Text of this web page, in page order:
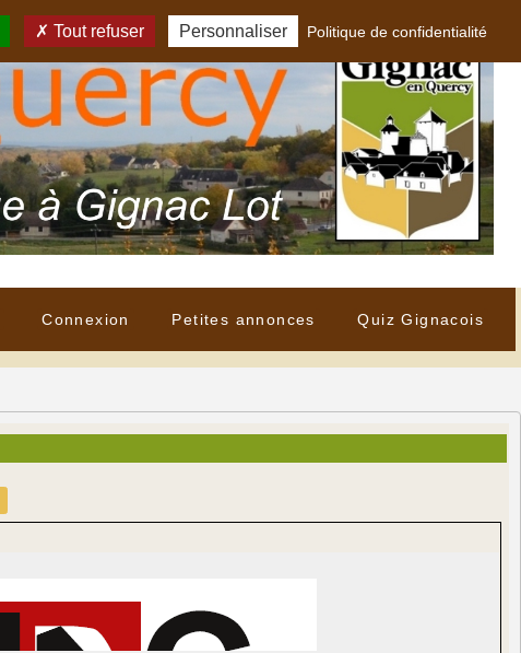
Connexion Petites annonces Quiz Gignacois
Tout refuser Personnaliser Politique de confidentialité